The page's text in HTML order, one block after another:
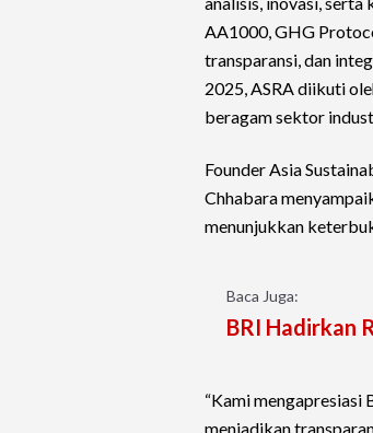
AA1000, GHG
transparansi, dan
2025, ASRA diikuti
beragam sektor
Founder Asia
Chhabara
menunjukkan
Baca Juga:
BRI Hadirkan
“Kami mengapresiasi
menjadikan